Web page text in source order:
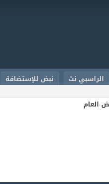
الراسبي نت نبض للإستضافة
العام